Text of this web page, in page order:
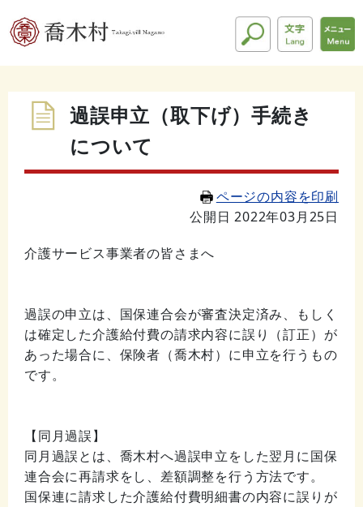
過誤申立（取下げ）手続き
について
ページの内容を印刷
公開日 2022年03月25日
介護サービス事業者の皆さまへ
過誤の申立は、国保連合会が審査決定済み、もしく
は確定した介護給付費の請求内容に誤り（訂正）が
あった場合に、保険者（喬木村）に申立を行うもの
です。
【同月過誤】
同月過誤とは、喬木村へ過誤申立をした翌月に国保
連合会に再請求をし、差額調整を行う方法です。
国保連に請求した介護給付費明細書の内容に誤りが